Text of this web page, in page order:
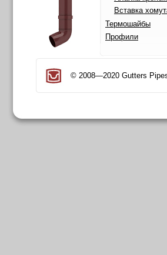
Вставка
Термошайбы
Профили
© 2008—2020 Gutters